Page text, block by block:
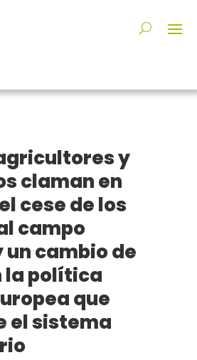
y
claman en
cese de los
campo
un cambio de
la política
que
el sistema